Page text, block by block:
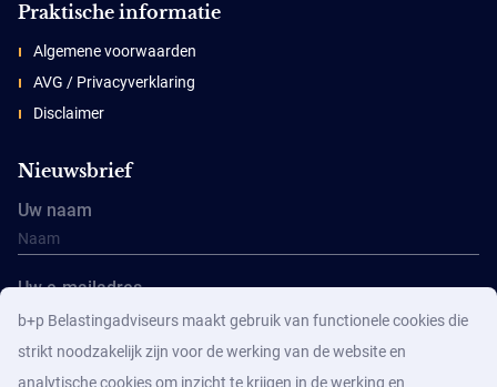
Praktische informatie
Algemene voorwaarden
AVG / Privacyverklaring
Disclaimer
Nieuwsbrief
Uw naam
Uw e-mailadres
b+p Belastingadviseurs maakt gebruik van functionele cookies die
strikt noodzakelijk zijn voor de werking van de website en
analytische cookies om inzicht te krijgen in de werking en